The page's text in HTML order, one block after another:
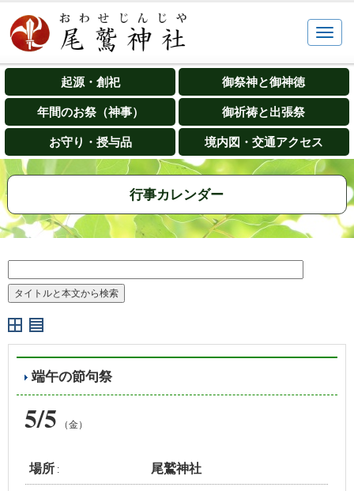
起源・創祀 御祭神と御神徳
年間のお祭（神事） 御祈祷と出張祭
お守り・授与品 境内図・交通アクセス
行事カレンダー
端午の節句祭
5/5 （金）
場所 : 尾鷲神社